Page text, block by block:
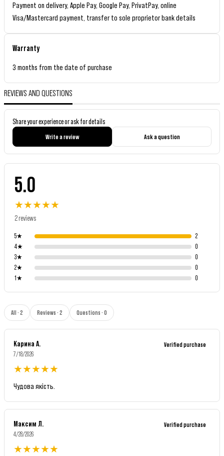
Payment on delivery, Apple Pay, Google Pay, PrivatPay, online
Visa/Mastercard payment, transfer to sole proprietor bank details
Warranty
3 months from the date of purchase
REVIEWS AND QUESTIONS
Share your experience or ask for details
Write a review Ask a question
5.0
★★★★★
2 reviews
5★
2
4★
0
3★
0
2★
0
1★ 0
All · 2 Reviews · 2 Questions · 0
Карина А.
7/18/2026
Verified purchase
★★★★★
Чудова якість.
Максим Л.
4/28/2026
Verified purchase
★★★★★